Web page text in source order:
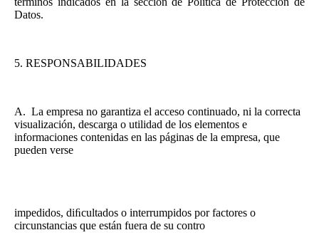
Datos.
5. RESPONSABILIDADES
A. La empresa no garantiza el acceso continuado, ni la correcta
visualización, descarga o utilidad de los elementos e
informaciones contenidas en las páginas de la empresa, que
pueden verse
impedidos, diﬁcultados o interrumpidos por factores o
circunstancias que están fuera de su contro